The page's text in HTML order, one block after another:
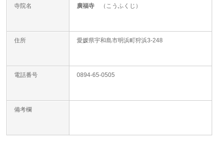
寺院名 廣福寺 （こうふくじ）
住所 愛媛県宇和島市明浜町狩浜3-248
電話番号 0894-65-0505
備考欄